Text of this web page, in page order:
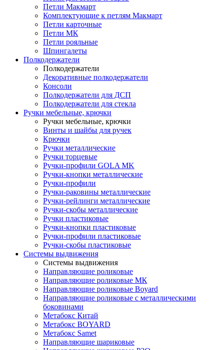
Петли Макмарт
Комплектующие к петлям Макмарт
Петли карточные
Петли МК
Петли рояльные
Шпингалеты
Полкодержатели
Полкодержатели
Декоративные полкодержатели
Консоли
Полкодержатели для ДСП
Полкодержатели для стекла
Ручки мебельные, крючки
Ручки мебельные, крючки
Винты и шайбы для ручек
Крючки
Ручки металлические
Ручки торцевые
Ручки-профили GOLA MK
Ручки-кнопки металлические
Ручки-профили
Ручки-раковины металлические
Ручки-рейлинги металлические
Ручки-скобы металлические
Ручки пластиковые
Ручки-кнопки пластиковые
Ручки-профили пластиковые
Ручки-скобы пластиковые
Системы выдвижения
Системы выдвижения
Направляющие роликовые
Направляющие роликовые МК
Направляющие роликовые Boyard
Направляющие роликовые с металлическими
боковинами
Метабокс Китай
Метабокс BOYARD
Метабокс Samet
Направляющие шариковые